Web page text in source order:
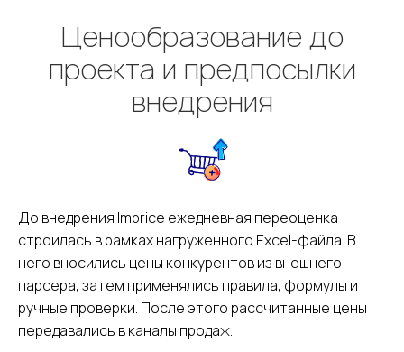
Ценообразование до
проекта и предпосылки
внедрения
До внедрения Imprice ежедневная переоценка
строилась в рамках нагруженного Excel-файла. В
него вносились цены конкурентов из внешнего
парсера, затем применялись правила, формулы и
ручные проверки. После этого рассчитанные цены
передавались в каналы продаж.